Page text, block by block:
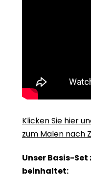
Klicken Sie hier
zum Malen nach
Unser Basis-
beinhaltet: